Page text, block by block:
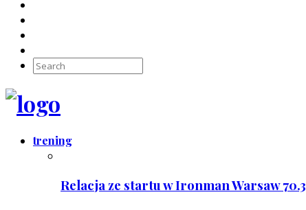
trening
Relacja ze startu w Ironman Warsaw 70.3